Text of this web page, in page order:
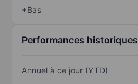
+Bas
Performances historiques
Annuel à ce jour (YTD)